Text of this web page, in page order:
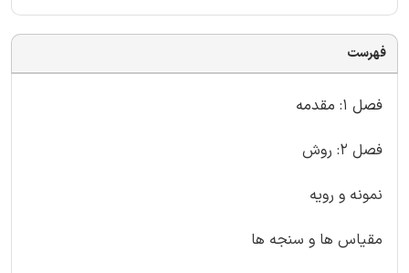
فهرست
فصل 1: مقدمه
فصل 2: روش
نمونه و رویه
مقیاس ها و سنجه ها